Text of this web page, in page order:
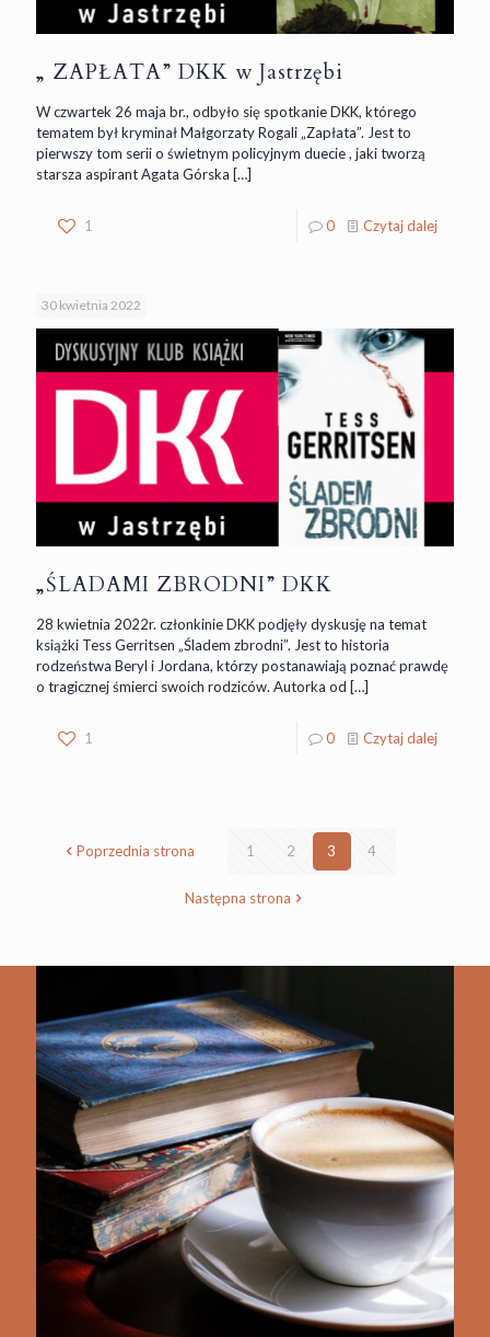
„ ZAPŁATA” DKK w Jastrzębi
W czwartek 26 maja br., odbyło się spotkanie DKK, którego
tematem był kryminał Małgorzaty Rogali „Zapłata”. Jest to
pierwszy tom serii o świetnym policyjnym duecie , jaki tworzą
starsza aspirant Agata Górska […]
1 0 Czytaj dalej
30 kwietnia 2022
„ŚLADAMI ZBRODNI” DKK
28 kwietnia 2022r. członkinie DKK podjęły dyskusję na temat
książki Tess Gerritsen „Śladem zbrodni”. Jest to historia
rodzeństwa Beryl i Jordana, którzy postanawiają poznać prawdę
o tragicznej śmierci swoich rodziców. Autorka od […]
1 0 Czytaj dalej
Poprzednia strona 1 2 3 4
Następna strona